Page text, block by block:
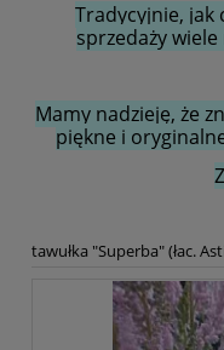
Tradycyjnie,
sprzedaży
Mamy nadzieję, że
piękne i
tawułka "Superba" (łac.